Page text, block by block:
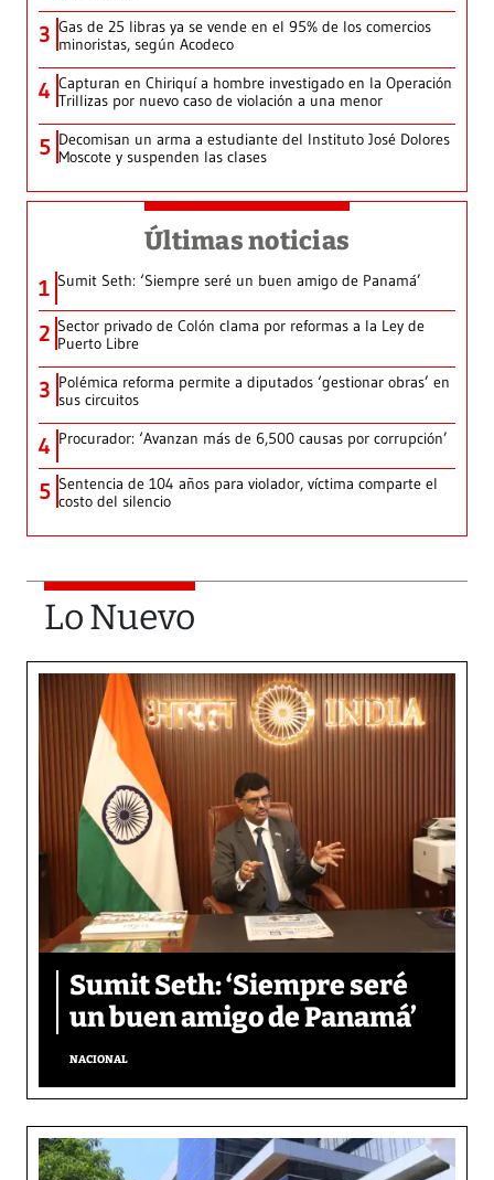
3 Gas de 25 libras ya se vende en el 95% de los comercios
minoristas, según Acodeco
4 Capturan en Chiriquí a hombre investigado en la Operación
Trillizas por nuevo caso de violación a una menor
5 Decomisan un arma a estudiante del Instituto José Dolores
Moscote y suspenden las clases
Últimas noticias
1 Sumit Seth: ‘Siempre seré un buen amigo de Panamá’
2 Sector privado de Colón clama por reformas a la Ley de
Puerto Libre
3 Polémica reforma permite a diputados ‘gestionar obras’ en
sus circuitos
4 Procurador: ‘Avanzan más de 6,500 causas por corrupción’
5 Sentencia de 104 años para violador, víctima comparte el
costo del silencio
Lo Nuevo
Sumit Seth: ‘Siempre seré
un buen amigo de Panamá’
NACIONAL